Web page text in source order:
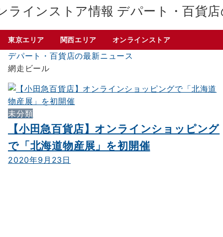
デパート・百貨
東京エリア 関西エリア オンラインストア
デパート・百貨店の最新ニュース
網走ビール
未分類
【小田急百貨店】オンラインショッピング
で「北海道物産展」を初開催
2020年9月23日